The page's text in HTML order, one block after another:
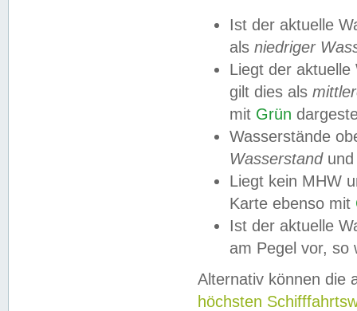
Ist der aktuelle
als niedriger
Liegt der
gilt dies als
mit Grün
Wasserstände
Wasserstandund
Liegt kein MHW
Karte ebenso mit
Ist der aktuelle
am Pegel vor,
Alternativ können die
höchsten